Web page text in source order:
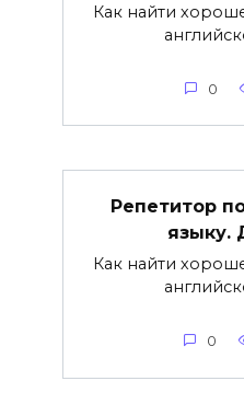
Как найти
0
Репетитор
языку.
Как найти
0